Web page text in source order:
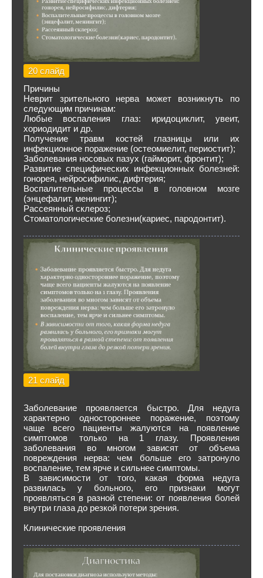
20 слайд
Причины
Неврит зрительного нерва может возникнуть по
следующим причинам:
Любые воспаления глаз: иридоциклит, увеит,
хориодидит и др.
Получение травм костей глазницы или их
инфекционное поражение (остеомиелит, периостит);
Заболевания носовых пазух (гайморит, фронтит);
Развитие специфических инфекционных болезней:
гонорея, нейросифилис, дифтерия;
Воспалительные процессы в головном мозге
(энцефалит, менингит);
Рассеянный склероз;
Стоматологические болезни(кариес, пародонтит).
21 слайд
Заболевание проявляется быстро. Для недуга
характерно одностороннее поражение, поэтому
чаще всего пациенты жалуются на появление
симптомов только на 1 глазу. Проявления
заболевания во многом зависят от объема
повреждения нерва: чем больше его затронуло
воспаление, тем ярче и сильнее симптомы.
В зависимости от того, какая форма недуга
развилась у больного, его признаки могут
проявляться в разной степени: от появления болей
внутри глаза до резкой потери зрения.
Клинические проявления